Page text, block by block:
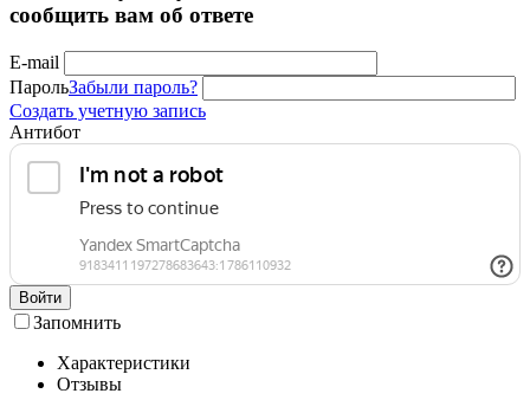
сообщить вам об ответе
E-mail
ПарольЗабыли пароль?
Создать учетную запись
Антибот
Войти
Запомнить
Характеристики
Отзывы